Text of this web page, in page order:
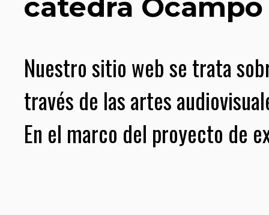
cátedra Ocampo
Nuestro sitio web se trata
través de las artes
En el marco del proyecto de